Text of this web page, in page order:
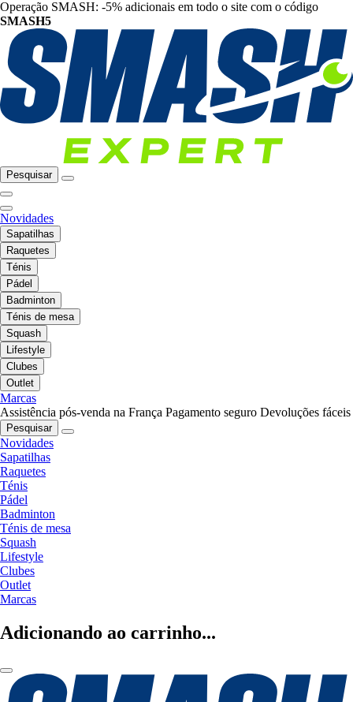
Operação SMASH: -5% adicionais em todo o site com o código
SMASH5
Pesquisar
Novidades
Sapatilhas
Raquetes
Ténis
Pádel
Badminton
Ténis de mesa
Squash
Lifestyle
Clubes
Outlet
Marcas
Assistência pós-venda na França Pagamento seguro Devoluções fáceis
Pesquisar
Novidades
Sapatilhas
Raquetes
Ténis
Pádel
Badminton
Ténis de mesa
Squash
Lifestyle
Clubes
Outlet
Marcas
Adicionando ao carrinho...